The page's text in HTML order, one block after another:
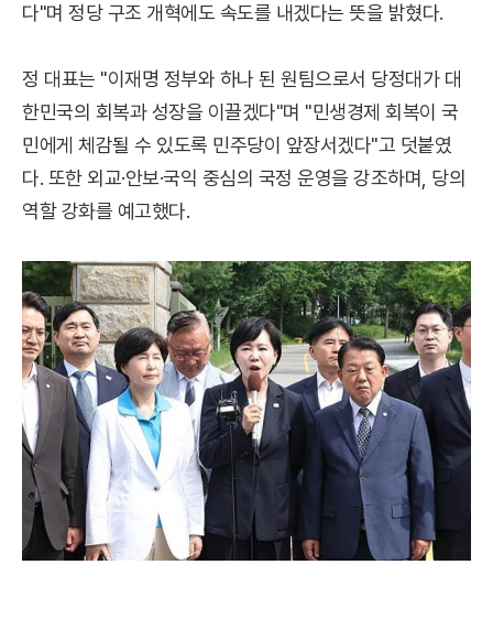
다"며 정당 구조 개혁에도 속도를 내겠다는 뜻을 밝혔다.
정 대표는 "이재명 정부와 하나 된 원팀으로서 당정대가 대
한민국의 회복과 성장을 이끌겠다"며 "민생경제 회복이 국
민에게 체감될 수 있도록 민주당이 앞장서겠다"고 덧붙였
다. 또한 외교·안보·국익 중심의 국정 운영을 강조하며, 당의
역할 강화를 예고했다.